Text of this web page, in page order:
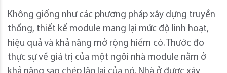
Không giống như các phương pháp xây dựng truyền
thống, thiết kế module mang lại mức độ linh hoạt,
hiệu quả và khả năng mở rộng hiếm có. Thước đo
thực sự về giá trị của một ngôi nhà module nằm ở